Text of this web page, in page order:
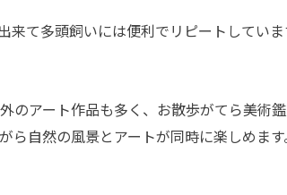
て多頭飼いには便利でリピートしていま
のアート作品も多く、お散歩がてら美術
自然の風景とアートが同時に楽しめます